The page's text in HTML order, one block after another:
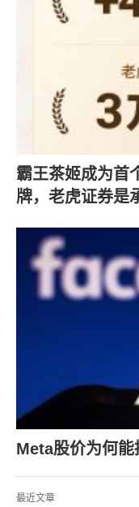
霸王茶姬成为首
牌，老虎证券是
Meta股价为何能
最近文章